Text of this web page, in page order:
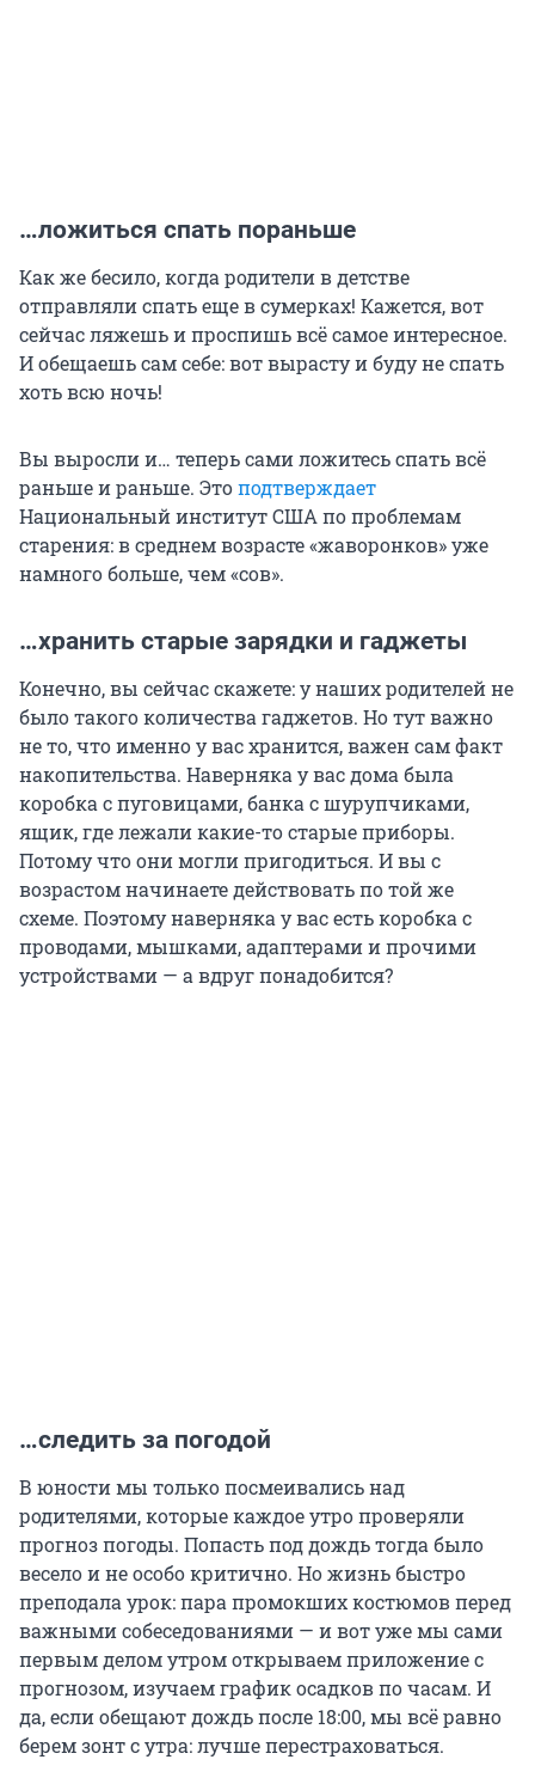
…ложиться спать пораньше
Как же бесило, когда родители в детстве
отправляли спать еще в сумерках! Кажется, вот
сейчас ляжешь и проспишь всё самое интересное.
И обещаешь сам себе: вот вырасту и буду не спать
хоть всю ночь!
Вы выросли и… теперь сами ложитесь спать всё
раньше и раньше. Этоподтверждает
Национальный институт США по проблемам
старения: в среднем возрасте «жаворонков» уже
намного больше, чем «сов».
…хранить старые зарядки и гаджеты
Конечно, вы сейчас скажете: у наших родителей не
было такого количества гаджетов. Но тут важно
не то, что именно у вас хранится, важен сам факт
накопительства. Наверняка у вас дома была
коробка с пуговицами, банка с шурупчиками,
ящик, где лежали какие-то старые приборы.
Потому что они могли пригодиться. И вы с
возрастом начинаете действовать по той же
схеме. Поэтому наверняка у вас есть коробка с
проводами, мышками, адаптерами и прочими
устройствами — а вдруг понадобится?
…следить за погодой
В юности мы только посмеивались над
родителями, которые каждое утро проверяли
прогноз погоды. Попасть под дождь тогда было
весело и не особо критично. Но жизнь быстро
преподала урок: пара промокших костюмов перед
важными собеседованиями — и вот уже мы сами
первым делом утром открываем приложение с
прогнозом, изучаем график осадков по часам. И
да, если обещают дождь после 18:00, мы всё равно
берем зонт с утра: лучше перестраховаться.